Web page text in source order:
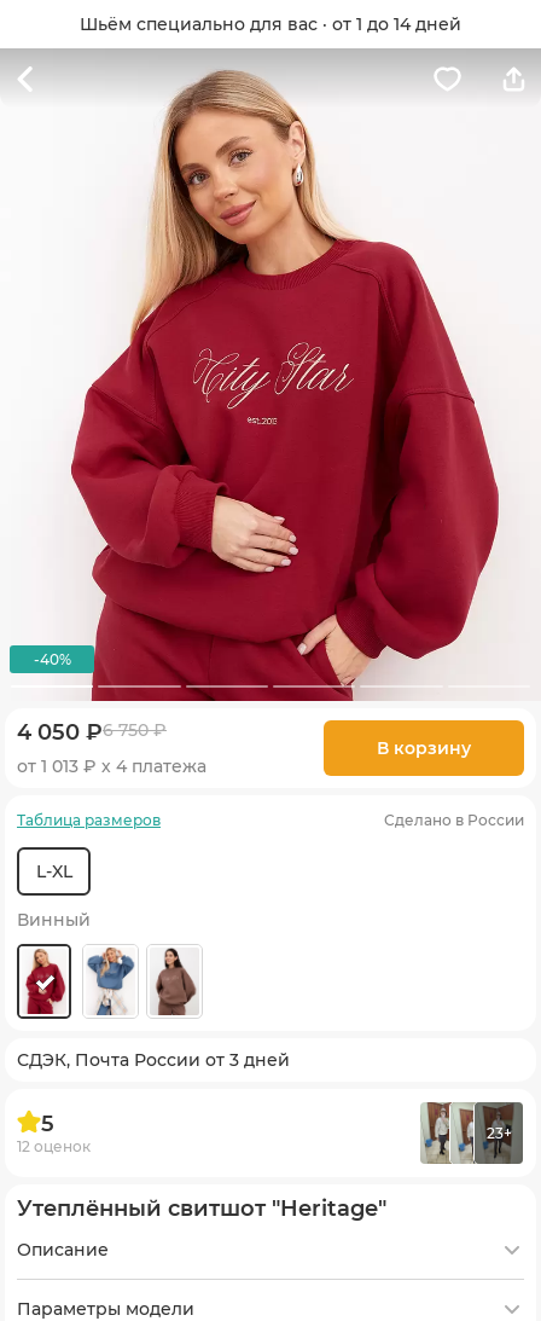
Шьём специально для вас · от 1 до 14 дней
-40%
4 050 ₽6 750 ₽
от 1 013 ₽ х 4 платежа
В корзину
Таблица размеров Сделано в России
L-XL
Винный
СДЭК, Почта России от 3 дней
5
12 оценок
23+
Утеплённый свитшот "Heritage"
Описание
Параметры модели